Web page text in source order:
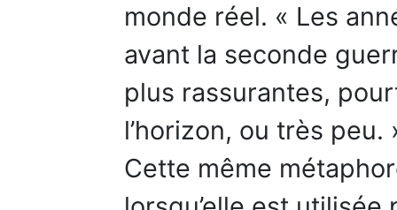
monde réel. « Les
avant la seconde
plus rassurantes,
l’horizon, ou très peu.
Cette même